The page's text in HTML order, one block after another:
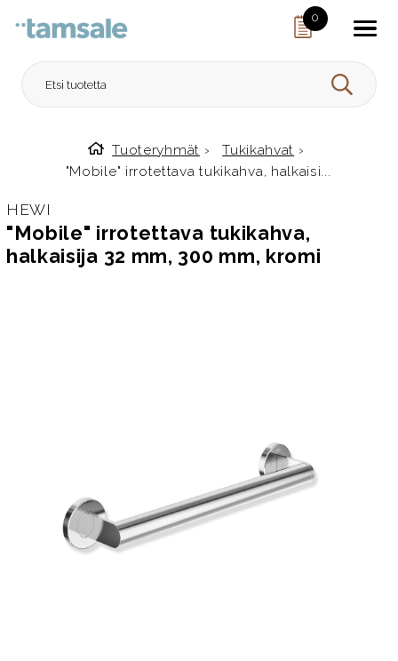
0
HAE
Etusivulle
Tuoteryhmät › Tukikahvat ›
"Mobile" irrotettava tukikahva, halkaisi...
HEWI
"Mobile" irrotettava tukikahva,
halkaisija 32 mm, 300 mm, kromi